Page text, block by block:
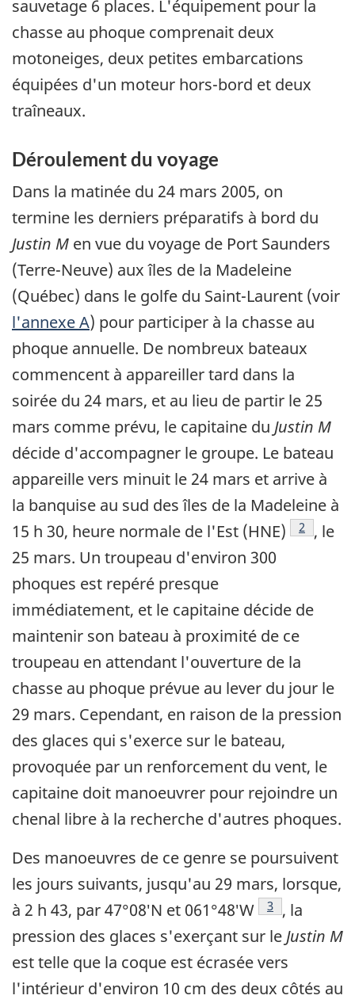
sauvetage 6 places. L'équipement pour la
chasse au phoque comprenait deux
motoneiges, deux petites embarcations
équipées d'un moteur hors-bord et deux
traîneaux.
Déroulement du voyage
Dans la matinée du 24 mars 2005, on
termine les derniers préparatifs à bord du
Justin M en vue du voyage de Port Saunders
(Terre-Neuve) aux îles de la Madeleine
(Québec) dans le golfe du Saint-Laurent (voir
l'annexe A) pour participer à la chasse au
phoque annuelle. De nombreux bateaux
commencent à appareiller tard dans la
soirée du 24 mars, et au lieu de partir le 25
mars comme prévu, le capitaine du Justin M
décide d'accompagner le groupe. Le bateau
appareille vers minuit le 24 mars et arrive à
la banquise au sud des îles de la Madeleine à
15 h 30, heure normale de l'Est (HNE)
Note de
2
, le
25 mars. Un troupeau d'environ 300
phoques est repéré presque
immédiatement, et le capitaine décide de
maintenir son bateau à proximité de ce
troupeau en attendant l'ouverture de la
chasse au phoque prévue au lever du jour le
29 mars. Cependant, en raison de la pression
des glaces qui s'exerce sur le bateau,
provoquée par un renforcement du vent, le
capitaine doit manoeuvrer pour rejoindre un
chenal libre à la recherche d'autres phoques.
Des manoeuvres de ce genre se poursuivent
les jours suivants, jusqu'au 29 mars, lorsque,
à 2 h 43, par 47°08′N et 061°48′W
Note de bas de
3 , la
pression des glaces s'exerçant sur le Justin M
est telle que la coque est écrasée vers
l'intérieur d'environ 10 cm des deux côtés au